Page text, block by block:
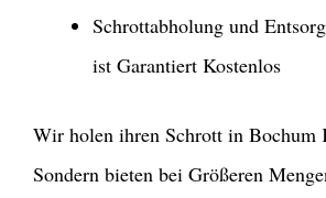
Schrottabholung und
ist Garantiert Kostenlos
Wir holen ihren Schrott in Bochum
Sondern bieten bei Größeren